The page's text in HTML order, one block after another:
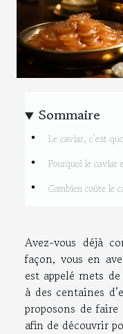
Sommaire
Le caviar, c’est
Pourquoi le caviar
Combien coûte le
Avez-vous déjà
façon, vous en
est appelé mets
à des centaines
proposons de
afin de découvrir